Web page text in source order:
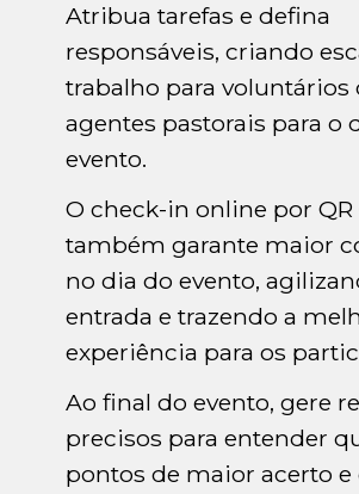
Atribua tarefas e defina
responsáveis, criando
trabalho para voluntários
agentes pastorais para o
evento.
O check-in online por QR
também garante maior
no dia do evento,
entrada e trazendo a
experiência para os
Ao final do evento, gere
precisos para entender
pontos de maior acerto e